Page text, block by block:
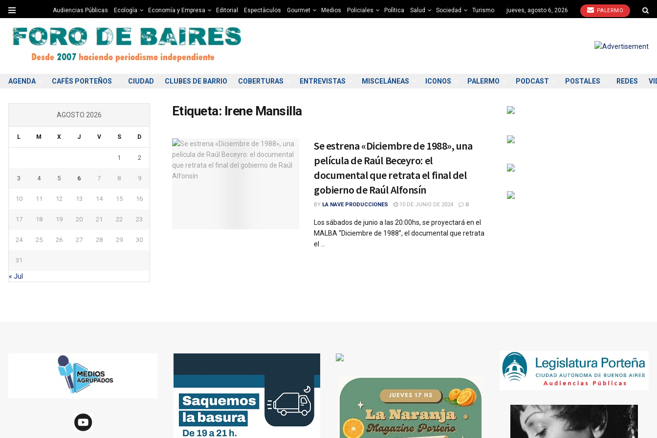
Audiencias Públicas Ecologìa Economía y Empresa Editorial Espectàculos Gourmet Medios Policiales Polìtica Salud Sociedad Turismo jueves, agosto 6, 2026 PALERMO
AGENDA CAFÈS PORTEÑOS CIUDAD CLUBES DE BARRIO COBERTURAS ENTREVISTAS MISCELÁNEAS ICONOS PALERMO PODCAST POSTALES REDES
Etiqueta: Irene Mansilla
Se estrena «Diciembre de 1988», una
película de Raúl Beceyro: el
documental que retrata el final del
gobierno de Raúl Alfonsín
BY LA NAVE PRODUCCIONES 10 DE JUNIO DE 2024 0
Los sábados de junio a las 20:00hs, se proyectará en el
MALBA “Diciembre de 1988”, el documental que retrata
el ...
AGOSTO 2026
L M X J V S D
1 2
3 4 5 6 7 8 9
10 11 12 13 14 15 16
17 18 19 20 21 22 23
24 25 26 27 28 29 30
31
« Jul